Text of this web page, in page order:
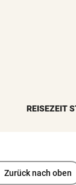
REISEZEIT
Zurück nach oben